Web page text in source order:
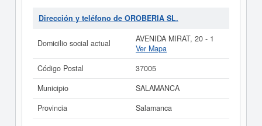
Dirección y teléfono de OROBERIA SL.
Domicilio social actual
AVENIDA MIRAT, 20 - 1
Ver Mapa
Código Postal
37005
Municipio
SALAMANCA
Provincia
Salamanca